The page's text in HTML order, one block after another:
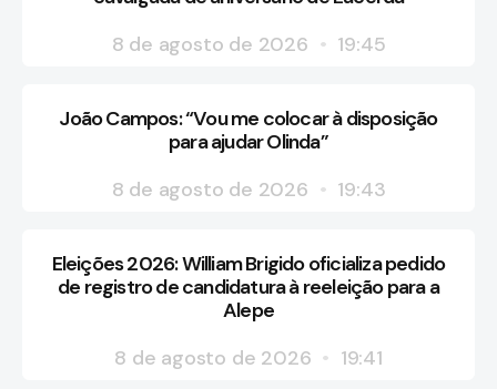
8 de agosto de 2026
19:45
João Campos: “Vou me colocar à disposição
para ajudar Olinda”
8 de agosto de 2026
19:43
Eleições 2026: William Brigido oficializa pedido
de registro de candidatura à reeleição para a
Alepe
8 de agosto de 2026
19:41